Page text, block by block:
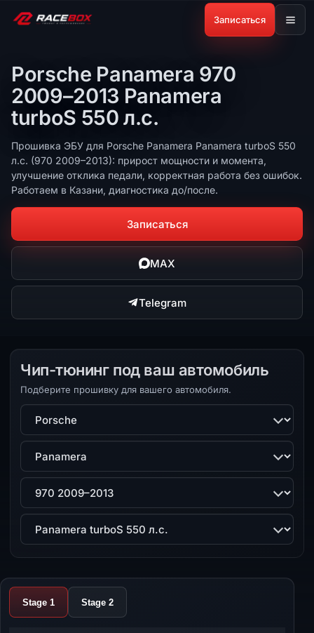
Записаться
Porsche Panamera 970
2009–2013 Panamera
turboS 550 л.с.
Прошивка ЭБУ для Porsche Panamera Panamera turboS 550
л.с. (970 2009–2013): прирост мощности и момента,
улучшение отклика педали, корректная работа без ошибок.
Работаем в Казани, диагностика до/после.
Записаться
MAX
Telegram
Чип-тюнинг под ваш автомобиль
Подберите прошивку для вашего автомобиля.
Марка
Модель
Поколение
Двигатель
Stage 1 Stage 2